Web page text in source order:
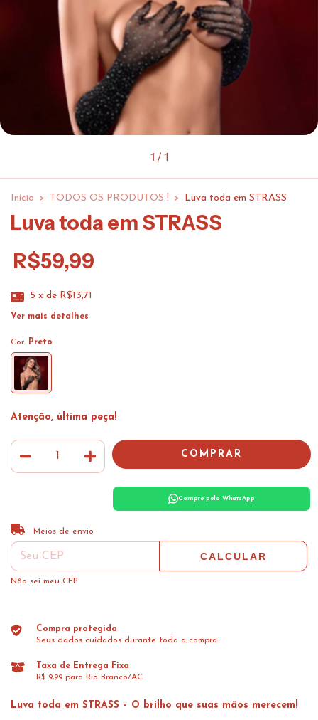
1 / 1
Início > TODOS OS PRODUTOS ! > Luva toda em STRASS
Luva toda em STRASS
R$59,99
5 x de R$13,71
Ver mais detalhes
Cor: Preto
Atenção, última peça!
Compre pelo WhatsApp
Entregas para o CEP:
Meios de envio
CALCULAR
Não sei meu CEP
Compra protegida
Seus dados cuidados durante toda a compra.
Taxa de Entrega Fixa
R$ 9,99 para Rio Branco/AC
Luva toda em STRASS – O brilho que suas mãos merecem!